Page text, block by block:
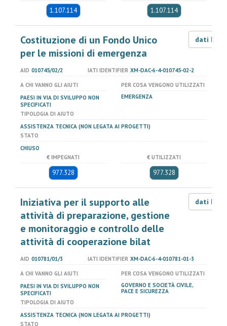
1.107.114 1.107.114
Costituzione di un Fondo Unico
per le missioni di emergenza
dati LOD
AID 010745/02/2 IATI IDENTIFIER XM-DAC-6-4-010745-02-2
A CHI VANNO GLI AIUTI
PAESI IN VIA DI SVILUPPO NON
SPECIFICATI
PER COSA VENGONO UTILIZZATI
EMERGENZA
TIPOLOGIA DI AIUTO
ASSISTENZA TECNICA (NON LEGATA AI PROGETTI)
STATO
CHIUSO
€ IMPEGNATI
977.328
€ UTILIZZATI
977.328
Iniziativa per il supporto alle
attività di preparazione, gestione
e monitoraggio e controllo delle
attività di cooperazione bilat
dati LOD
AID 010781/01/3 IATI IDENTIFIER XM-DAC-6-4-010781-01-3
A CHI VANNO GLI AIUTI
PAESI IN VIA DI SVILUPPO NON
SPECIFICATI
PER COSA VENGONO UTILIZZATI
GOVERNO E SOCIETÀ CIVILE,
PACE E SICUREZZA
TIPOLOGIA DI AIUTO
ASSISTENZA TECNICA (NON LEGATA AI PROGETTI)
STATO